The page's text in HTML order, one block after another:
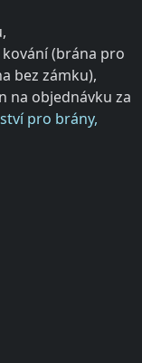
kování (brána pro
bez zámku),
na objednávku za
pro brány,